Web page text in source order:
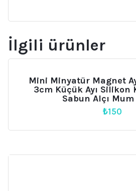
İlgili ürünler
Mini Minyatür Magnet
3cm Küçük Ayı Silikon
Sabun Alçı Mum
₺150